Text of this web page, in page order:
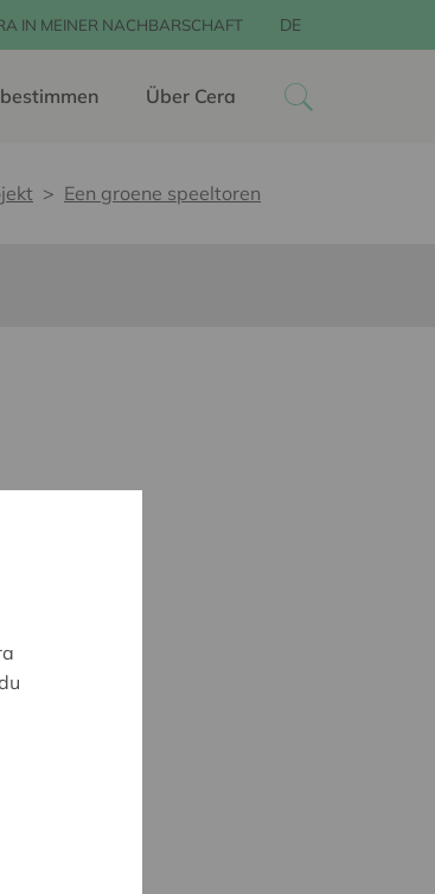
IN MEINER NACHBARSCHAFT DE
Über Cera
Een groene speeltoren